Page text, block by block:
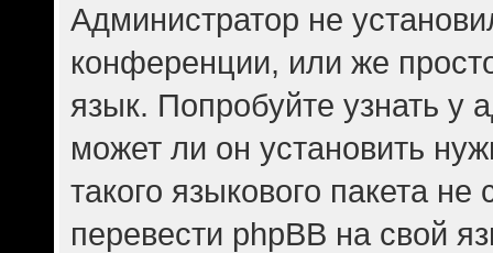
Администратор не
конференции, или же
язык. Попробуйте узнать у
может ли он установить
такого языкового пакета
перевести phpBB на свой